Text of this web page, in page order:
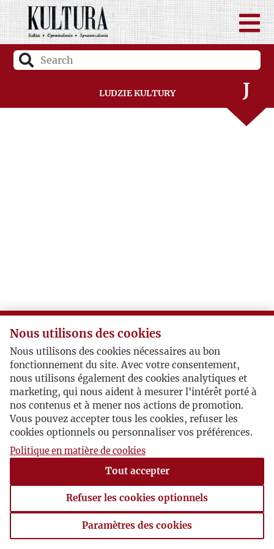
Ludzie Kultury
H
I
J
K
S
Ś
T
U
Nous utilisons des cookies
Nous utilisons des cookies nécessaires au bon
fonctionnement du site. Avec votre consentement,
nous utilisons également des cookies analytiques et
marketing, qui nous aident à mesurer l'intérêt porté à
nos contenus et à mener nos actions de promotion.
Vous pouvez accepter tous les cookies, refuser les
cookies optionnels ou personnaliser vos préférences.
Politique en matière de cookies
Tout accepter
Refuser les cookies optionnels
Paramètres des cookies
Paramètres des cookies